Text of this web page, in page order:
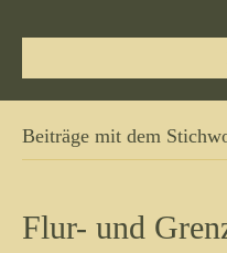
Beiträge mit dem
Flur- und